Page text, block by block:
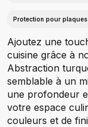
Protection pour
Ajoutez une
cuisine grâce à
Abstraction
semblable à un
une profondeur
votre espace
couleurs et de